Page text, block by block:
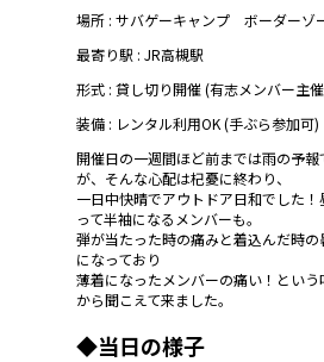
場所 : サバゲーキャンプ ボーダーゾ
最寄り駅 : JR高槻駅
形式 : 貸し切り開催 (有志メンバー主
装備 : レンタル利用OK (手ぶら参加可)
開催日の一週間ほど前までは雨の予
が、そんな心配は杞憂に終わり、
一日中快晴でアウトドア日和でした
って半袖になるメンバーも。
弾が当たった時の痛みと着込んだ時
になっており
薄着になったメンバーの痛い！という
から聞こえて来ました。
◆当日の様子